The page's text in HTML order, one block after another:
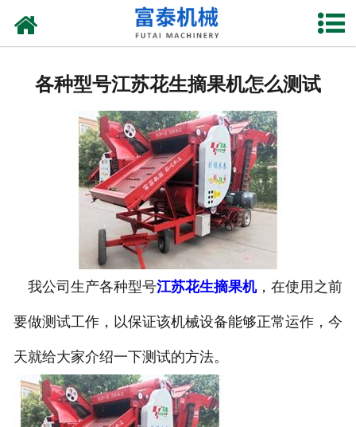
资质荣誉
新闻中心
厂房设备
联系我们
各种型号江苏花生摘果机怎么测试
我公司生产各种型号江苏花生摘果机，在使用之前
要做测试工作，以保证该机械设备能够正常运作，今
天就给大家介绍一下测试的方法。